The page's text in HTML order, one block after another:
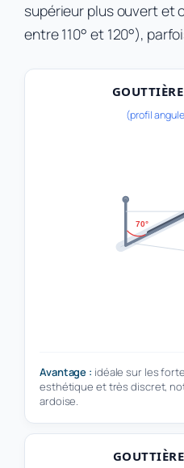
supérieur plus ouvert et
entre 110° et 120°),
(profil
70°
Avantage : idéale sur les
esthétique et très discret,
ardoise.